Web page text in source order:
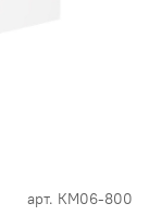
арт. КМ06-800